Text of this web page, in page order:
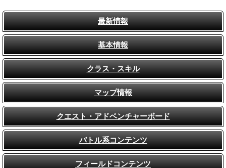
最新情報
基本情報
クラス・スキル
マップ情報
クエスト・アドベンチャーボード
バトル系コンテンツ
フィールドコンテンツ